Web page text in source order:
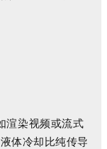
渲染视频或流式
液体冷却比纯传导